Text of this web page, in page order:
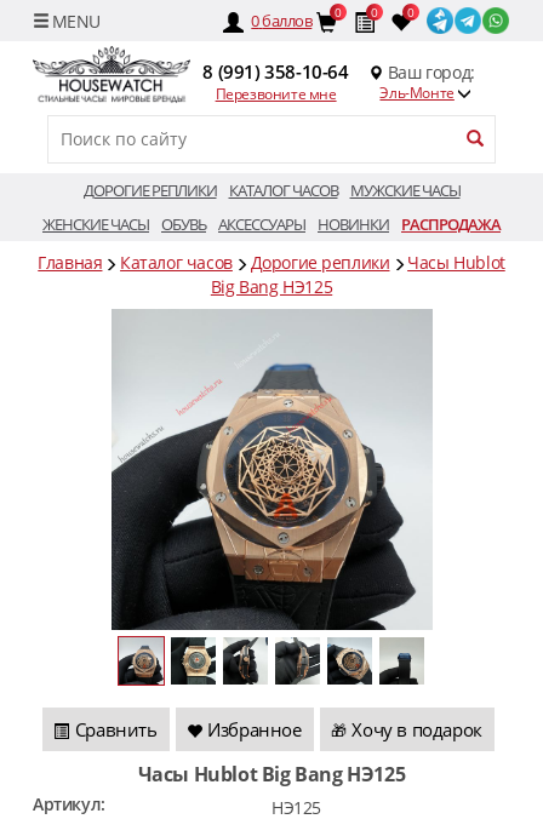
0баллов 0 0 0
8 (991) 358-10-64
Перезвоните мне
Ваш город:
Эль-Монте
ДОРОГИЕ РЕПЛИКИ КАТАЛОГ ЧАСОВ
МУЖСКИЕ ЧАСЫ
ЖЕНСКИЕ ЧАСЫ ОБУВЬ АКСЕССУАРЫ НОВИНКИ РАСПРОДАЖА
Главная Каталог часов Дорогие реплики
Часы Hublot
Big Bang HЭ125
Сравнить Избранное 🎁 Хочу в подарок
Часы Hublot Big Bang HЭ125
Артикул:
HЭ125